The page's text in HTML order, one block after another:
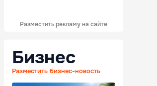
Разместить рекламу на сайте
Бизнес
Разместить бизнес-новость